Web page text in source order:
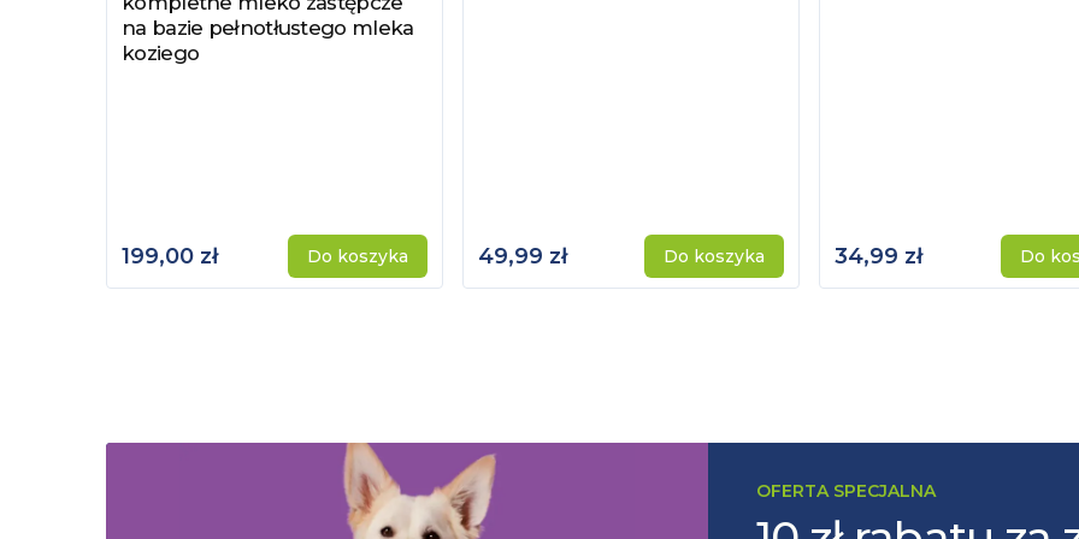
na bazie pełnotłustego mleka
koziego
199,00 zł Do koszyka 49,99 zł Do koszyka 34,99 zł Do
OFERTA SPECJALNA